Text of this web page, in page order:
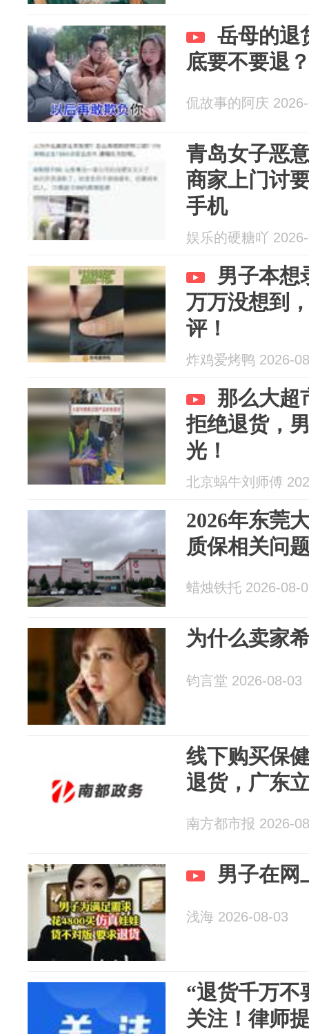
岳母的退
底要不要退
侃故事的阿庆
青岛女子恶
商家上门讨
手机
娱乐的硬糖吖
男子本想
万万没想到
评！
炸鸡爱烤鸭 2026-
那么大超
拒绝退货，
光！
北京蜗牛刘师傅
2026年东莞
质保相关问
蜡烛铁托 2026-08-
为什么卖家
钧言堂 2026-08-03
线下购买保
退货，广东
南方都市报 2026-
男子在网
浅海 2026-08-03
“退货千万不
关注！律师